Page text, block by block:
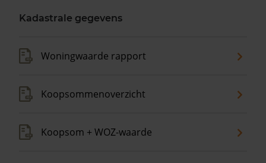
Kadastrale gegevens
Woningwaarde rapport
Koopsommenoverzicht
Koopsom + WOZ-waarde